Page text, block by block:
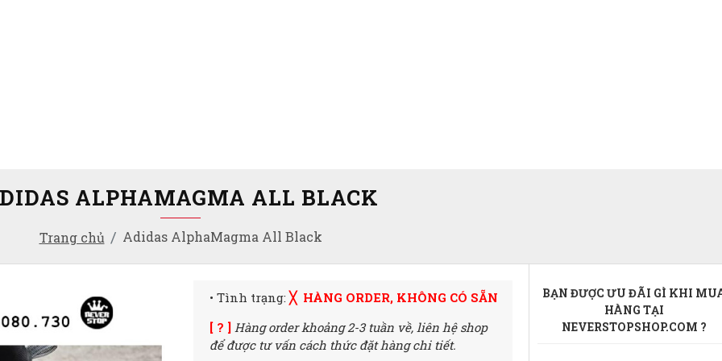
Trang chủ Adidas AlphaMagma All Black
ALPHAMAGMA ALL BLACK
• Tình trạng:╳ HÀNG ORDER, KHÔNG CÓ SẴN
[ ? ] Hàng order khoảng 2-3 tuần về,liên hệ shop
để được tư vấn cách thức đặt hàng chi tiết.
BẠN ĐƯỢC ƯU ĐÃI GÌ KHI
HÀNG TẠI
NEVERSTOPSHOP.COM ?